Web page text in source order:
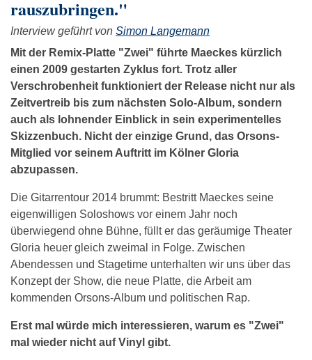
rauszubringen."
Interview geführt von Simon Langemann
Mit der Remix-Platte "Zwei" führte Maeckes kürzlich
einen 2009 gestarten Zyklus fort. Trotz aller
Verschrobenheit funktioniert der Release nicht nur als
Zeitvertreib bis zum nächsten Solo-Album, sondern
auch als lohnender Einblick in sein experimentelles
Skizzenbuch. Nicht der einzige Grund, das Orsons-
Mitglied vor seinem Auftritt im Kölner Gloria
abzupassen.
Die Gitarrentour 2014 brummt: Bestritt Maeckes seine
eigenwilligen Soloshows vor einem Jahr noch
überwiegend ohne Bühne, füllt er das geräumige Theater
Gloria heuer gleich zweimal in Folge. Zwischen
Abendessen und Stagetime unterhalten wir uns über das
Konzept der Show, die neue Platte, die Arbeit am
kommenden Orsons-Album und politischen Rap.
Erst mal würde mich interessieren, warum es "Zwei"
mal wieder nicht auf Vinyl gibt.